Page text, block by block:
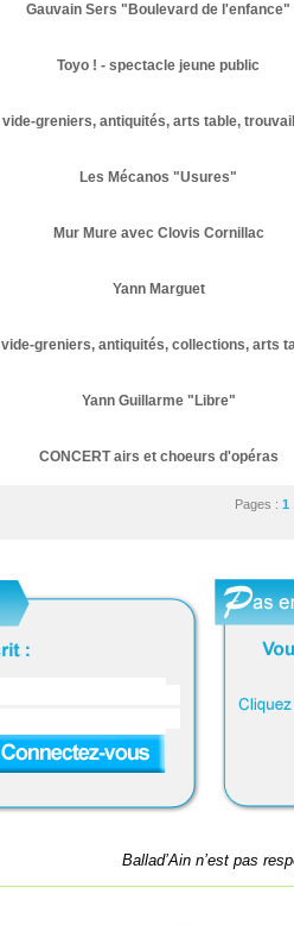
Gauvain Sers "Boulevard de l'enfance"
Toyo ! - spectacle jeune public
vide-greniers, antiquités, arts table,
Les Mécanos "Usures"
Mur Mure avec Clovis Cornillac
Yann Marguet
vide-greniers, antiquités, collections, arts
Yann Guillarme "Libre"
CONCERT airs et choeurs d'opéras
Pages : 1
Ballad’Ain n’est pas